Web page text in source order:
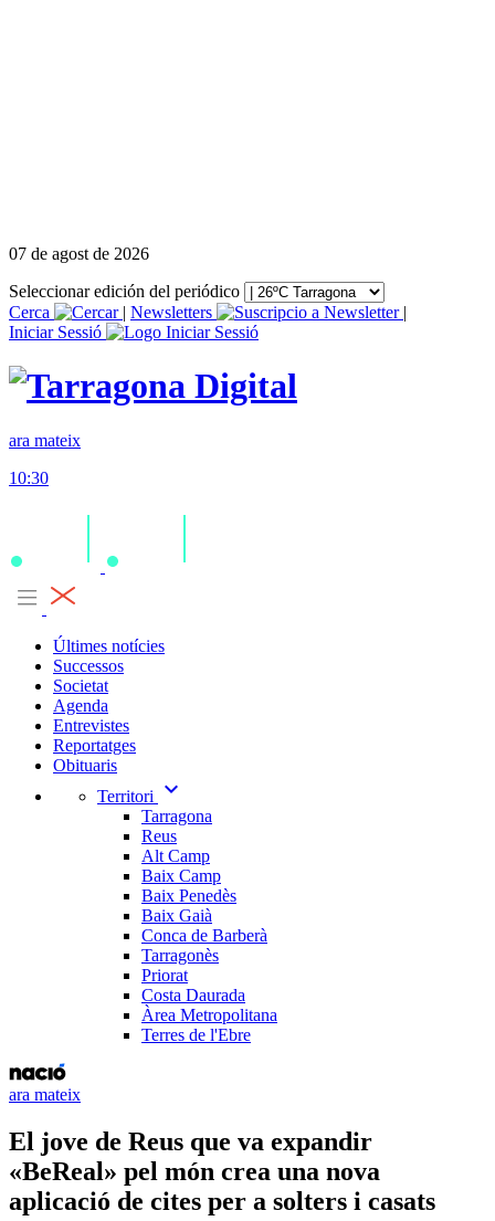
07 de agost de 2026
Seleccionar edición del periódico
Cerca
| Newsletters
|
Iniciar Sessió
ara mateix
10:30
Últimes notícies
Successos
Societat
Agenda
Entrevistes
Reportatges
Obituaris
Territori
expand_more
Tarragona
Reus
Alt Camp
Baix Camp
Baix Penedès
Baix Gaià
Conca de Barberà
Tarragonès
Priorat
Costa Daurada
Àrea Metropolitana
Terres de l'Ebre
ara mateix
El jove de Reus que va expandir
«BeReal» pel món crea una nova
aplicació de cites per a solters i casats